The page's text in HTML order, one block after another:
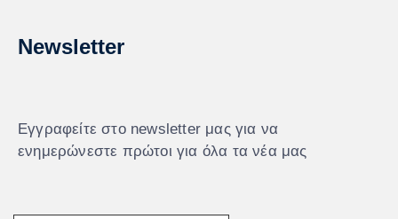
Newsletter
Εγγραφείτε στο newsletter μας για να
ενημερώνεστε πρώτοι για όλα τα νέα μας